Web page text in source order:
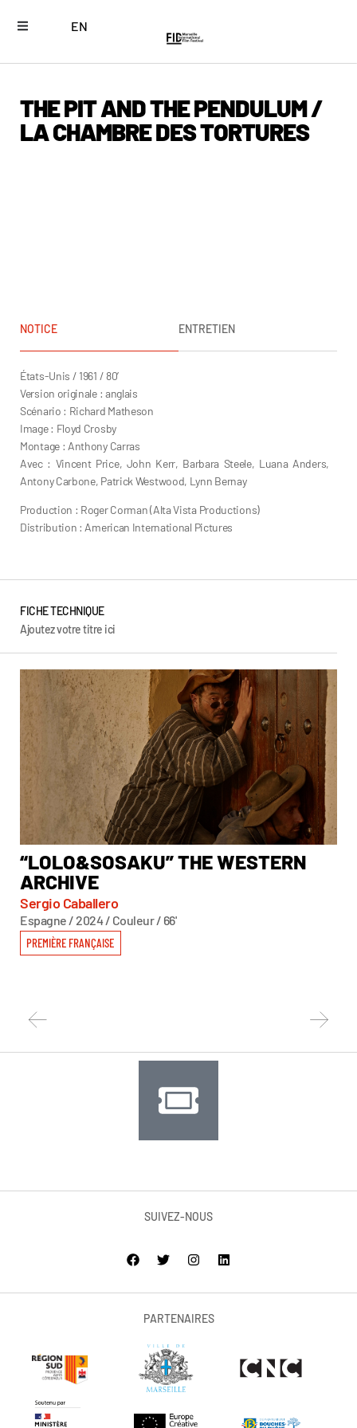
EN
THE PIT AND THE PENDULUM /
LA CHAMBRE DES TORTURES
NOTICE ENTRETIEN
États-Unis / 1961 / 80’
Version originale : anglais
Scénario : Richard Matheson
Image : Floyd Crosby
Montage : Anthony Carras
Avec : Vincent Price, John Kerr, Barbara Steele, Luana Anders,
Antony Carbone, Patrick Westwood, Lynn Bernay
Production : Roger Corman (Alta Vista Productions)
Distribution : American International Pictures
FICHE TECHNIQUE
Ajoutez votre titre ici
“LOLO&SOSAKU” THE WESTERN
ARCHIVE
Sergio Caballero
Espagne / 2024 / Couleur / 66'
PREMIÈRE FRANÇAISE
SUIVEZ-NOUS
PARTENAIRES